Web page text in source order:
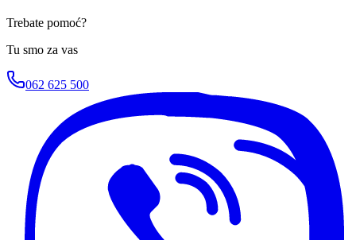
Trebate pomoć?
Tu smo za vas
062 625 500